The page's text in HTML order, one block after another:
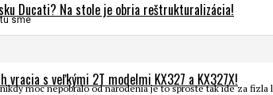
Ducati? Na stole je obria reštrukturalizácia!
vracia s veľkými 2T modelmi KX327 a KX327X!
sme
moc nepobralo od narodenia je to sproste tak ide za